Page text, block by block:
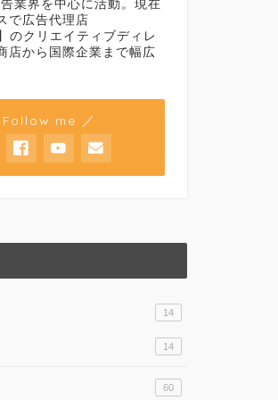
業界を中心に活動。現在
で広告代理店
のクリエイティブディレ
店から国際企業まで幅広
Follow me ／
14
14
60